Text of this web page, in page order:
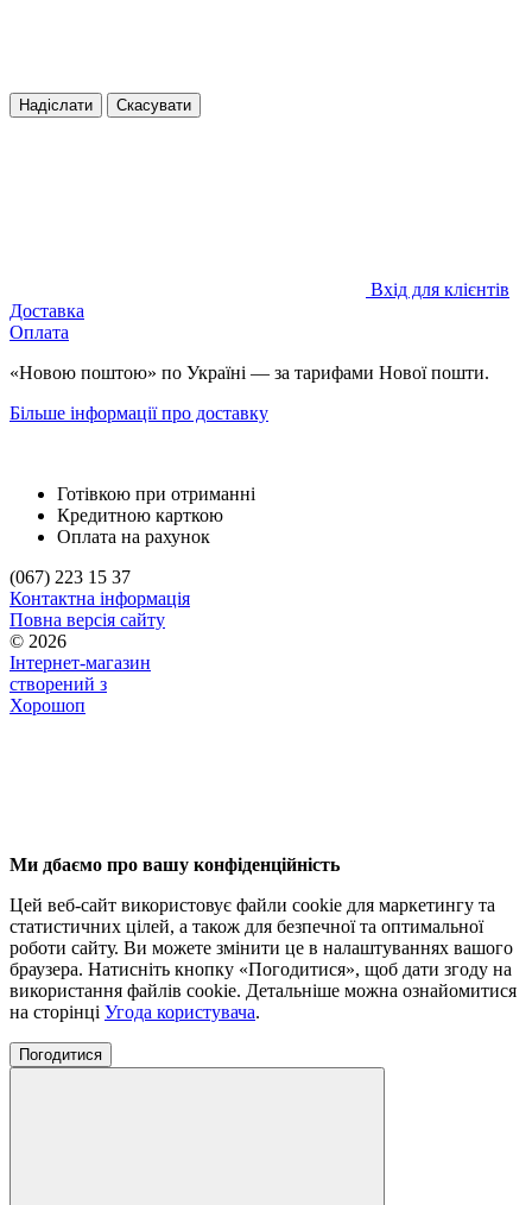
Надіслати Скасувати
Вхід для клієнтів
Доставка
Оплата
«Новою поштою» по Україні — за тарифами Нової пошти.
Більше інформації про доставку
Готівкою при отриманні
Кредитною карткою
Оплата на рахунок
(067) 223 15 37
Контактна інформація
Повна версія сайту
© 2026
Інтернет-магазин
створений з
Хорошоп
Ми дбаємо про вашу конфіденційність
Цей веб-сайт використовує файли cookie для маркетингу та
статистичних цілей, а також для безпечної та оптимальної
роботи сайту. Ви можете змінити це в налаштуваннях вашого
браузера. Натисніть кнопку «Погодитися», щоб дати згоду на
використання файлів cookie. Детальніше можна ознайомитися
на сторінці Угода користувача.
Погодитися